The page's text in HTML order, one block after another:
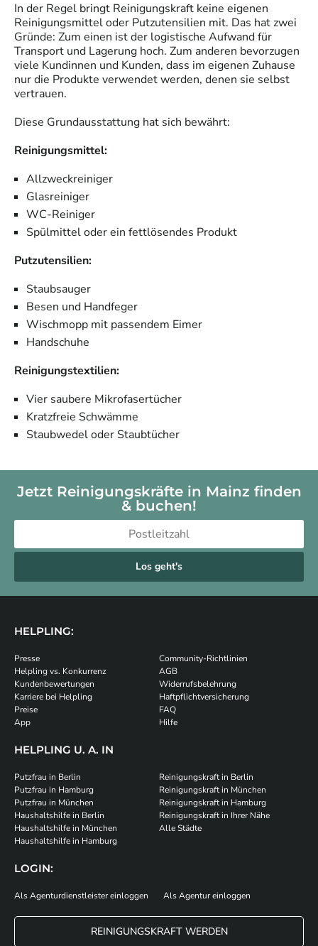
In der Regel bringt Reinigungskraft keine eigenen
Reinigungsmittel oder Putzutensilien mit. Das hat zwei
Gründe: Zum einen ist der logistische Aufwand für
Transport und Lagerung hoch. Zum anderen bevorzugen
viele Kundinnen und Kunden, dass im eigenen Zuhause
nur die Produkte verwendet werden, denen sie selbst
vertrauen.
Diese Grundausstattung hat sich bewährt:
Reinigungsmittel:
Allzweckreiniger
Glasreiniger
WC-Reiniger
Spülmittel oder ein fettlösendes Produkt
Putzutensilien:
Staubsauger
Besen und Handfeger
Wischmopp mit passendem Eimer
Handschuhe
Reinigungstextilien:
Vier saubere Mikrofasertücher
Kratzfreie Schwämme
Staubwedel oder Staubtücher
Jetzt Reinigungskräfte in Mainz finden
& buchen!
Los geht's
HELPLING:
Presse
Helpling vs. Konkurrenz
Kundenbewertungen
Karriere bei Helpling
Preise
App
Community-Richtlinien
AGB
Widerrufsbelehrung
Haftpflichtversicherung
FAQ
Hilfe
HELPLING U. A. IN
Putzfrau in Berlin
Putzfrau in Hamburg
Putzfrau in München
Haushaltshilfe in Berlin
Haushaltshilfe in München
Haushaltshilfe in Hamburg
Reinigungskraft in Berlin
Reinigungskraft in München
Reinigungskraft in Hamburg
Reinigungskraft in Ihrer Nähe
Alle Städte
LOGIN:
Als Agenturdienstleister einloggen Als Agentur einloggen
REINIGUNGSKRAFT WERDEN